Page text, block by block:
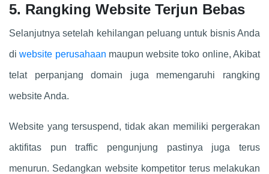
5. Rangking Website Terjun Bebas
Selanjutnya setelah kehilangan peluang untuk bisnis Anda
diwebsite perusahaan maupun website toko online, Akibat
telat perpanjang domain juga memengaruhi rangking
website Anda.
Website yang tersuspend, tidak akan memiliki pergerakan
aktifitas pun traffic pengunjung pastinya juga terus
menurun. Sedangkan website kompetitor terus melakukan